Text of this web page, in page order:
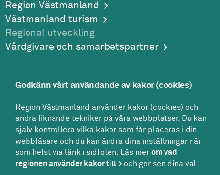
Region Västmanland
Västmanland turism
Regional utveckling
Vårdgivare och samarbetspartner
Region Västmanland
Regionhuset
721 89 Västerås
Kontakt
Kontakt­center:
021-17 30 00
Godkänn vårt användande av kakor (cookies)
Region Västmanland använder kakor (cookies) och
andra liknande tekniker på våra webbplatser. Du kan
själv kontrollera vilka kakor som får placeras i din
webbläsare och du kan ändra dina inställningar när
som helst via länk i sidfoten. Läs merom vad
regionen använder kakor till
och gör sen dina val.